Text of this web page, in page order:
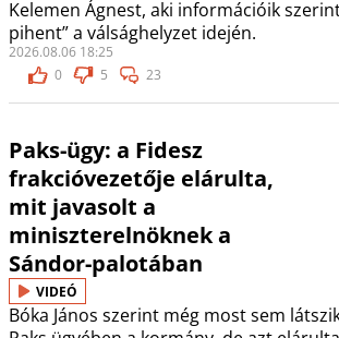
Kelemen Ágnest, aki információik
pihent” a válsághelyzet idején.
2026.08.06 18:25
0
5 23
Paks-ügy: a Fidesz
frakcióvezetője elárulta,
mit javasolt a
miniszterelnöknek a
Sándor-palotában
VIDEÓ
Bóka János szerint még most sem